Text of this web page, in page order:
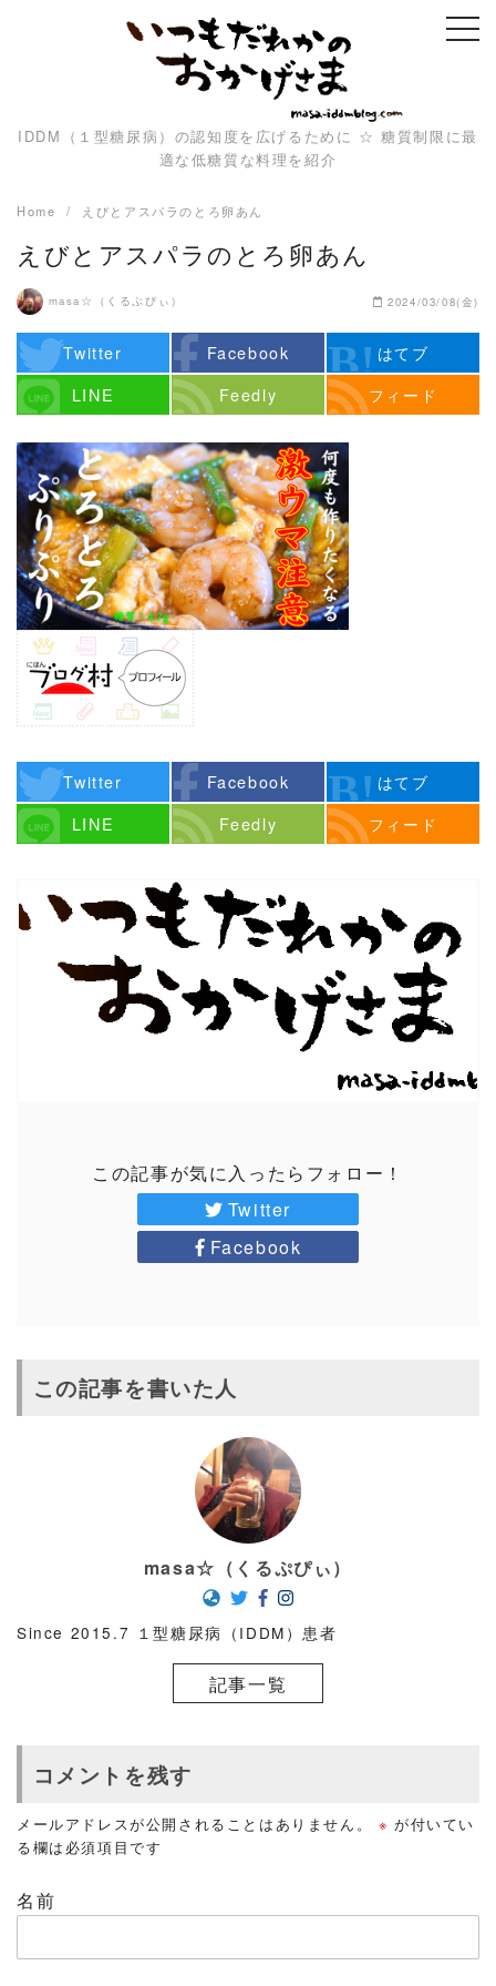
IDDM（１型糖尿病）の認知度を広げるために ☆ 糖質制限に最
適な低糖質な料理を紹介
Home えびとアスパラのとろ卵あん
えびとアスパラのとろ卵あん
masa☆（くるぷぴぃ） 2024/03/08(金)
Twitter Facebook
はてブ
LINE
Feedly フィード
Twitter Facebook
はてブ
LINE
Feedly フィード
この記事が気に入ったらフォロー！
Twitter
Facebook
この記事を書いた人
masa☆（くるぷぴぃ）
Since 2015.7 １型糖尿病（IDDM）患者
記事一覧
コメントを残す
メールアドレスが公開されることはありません。 ※ が付いてい
る欄は必須項目です
名前